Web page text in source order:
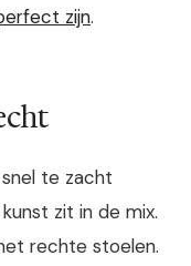
zijn.
te zacht
zit in de mix.
rechte stoelen.